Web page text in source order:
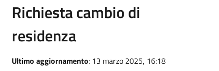
Richiesta cambio di
residenza
Ultimo aggiornamento: 13 marzo 2025, 16:18